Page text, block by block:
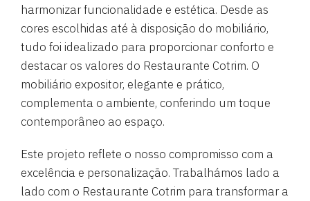
harmonizar funcionalidade e estética. Desde as
cores escolhidas até à disposição do mobiliário,
tudo foi idealizado para proporcionar conforto e
destacar os valores do Restaurante Cotrim. O
mobiliário expositor, elegante e prático,
complementa o ambiente, conferindo um toque
contemporâneo ao espaço.
Este projeto reflete o nosso compromisso com a
excelência e personalização. Trabalhámos lado a
lado com o Restaurante Cotrim para transformar a